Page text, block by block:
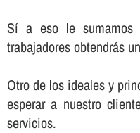
Sí­ a eso le sumamos
trabajadores obtendrás
Otro de los ideales y
esperar a nuestro
servicios.